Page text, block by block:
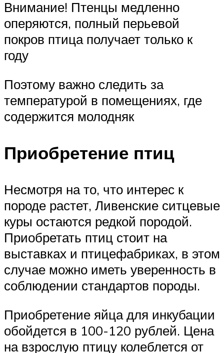
Внимание! Птенцы медленно
оперяются, полный перьевой
покров птица получает только к
году
Поэтому важно следить за
температурой в помещениях, где
содержится молодняк
Приобретение птиц
Несмотря на то, что интерес к
породе растет, Ливенские ситцевые
куры остаются редкой породой.
Приобретать птиц стоит на
выставках и птицефабриках, в этом
случае можно иметь уверенность в
соблюдении стандартов породы.
Приобретение яйца для инкубации
обойдется в 100-120 рублей. Цена
на взрослую птицу колеблется от